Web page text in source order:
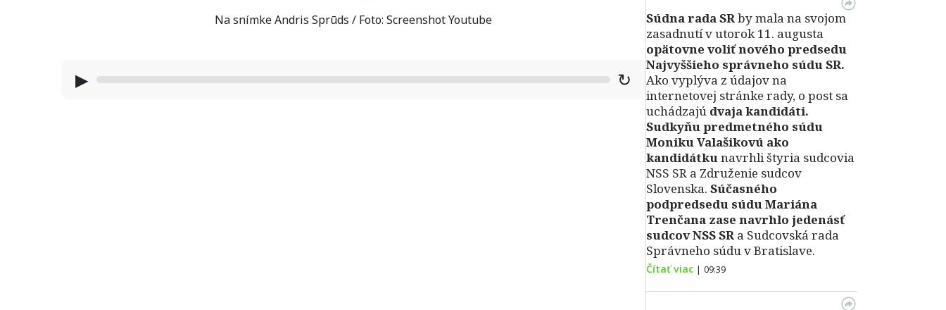
Na snímke Andris Sprūds / Foto: Screenshot Youtube
▶ ↻
Súdna rada SRby mala na svojom
zasadnutí v utorok 11. augusta
opätovne voliť nového predsedu
Najvyššieho správneho súdu SR.
Ako vyplýva z údajov na
internetovej stránke rady, o post sa
uchádzajú dvaja kandidáti.
Sudkyňu predmetného súdu
Moniku Valašikovú ako
kandidátkunavrhli štyria sudcovia
NSS SR a Združenie sudcov
Slovenska. Súčasného
podpredsedu súdu Mariána
Trenčana zase navrhlo jedenásť
sudcov NSS SR a Sudcovská rada
Správneho súdu v Bratislave.
Čítať viac | 09:39